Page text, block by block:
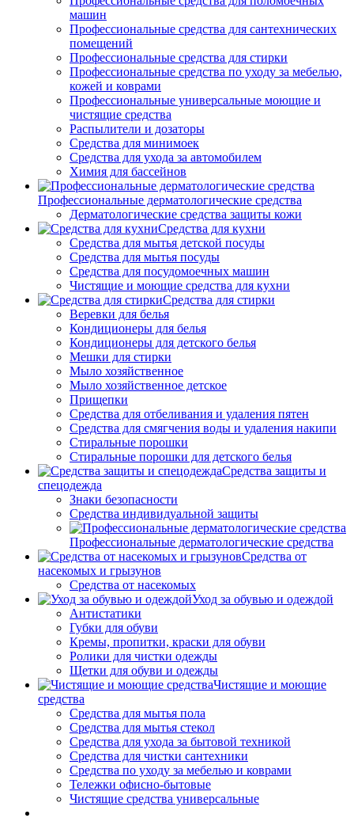
машин
Профессиональные средства для сантехнических
помещений
Профессиональные средства для стирки
Профессиональные средства по уходу за мебелью,
кожей и коврами
Профессиональные универсальные моющие и
чистящие средства
Распылители и дозаторы
Средства для минимоек
Средства для ухода за автомобилем
Химия для бассейнов
Профессиональные дерматологические средства
Дерматологические средства защиты кожи
Средства для кухни
Средства для мытья детской посуды
Средства для мытья посуды
Средства для посудомоечных машин
Чистящие и моющие средства для кухни
Средства для стирки
Веревки для белья
Кондиционеры для белья
Кондиционеры для детского белья
Мешки для стирки
Мыло хозяйственное
Мыло хозяйственное детское
Прищепки
Средства для отбеливания и удаления пятен
Средства для смягчения воды и удаления накипи
Стиральные порошки
Стиральные порошки для детского белья
Средства защиты и
спецодежда
Знаки безопасности
Средства индивидуальной защиты
Профессиональные дерматологические средства
Средства от
насекомых и грызунов
Средства от насекомых
Уход за обувью и одеждой
Антистатики
Губки для обуви
Кремы, пропитки, краски для обуви
Ролики для чистки одежды
Щетки для обуви и одежды
Чистящие и моющие
средства
Средства для мытья пола
Средства для мытья стекол
Средства для ухода за бытовой техникой
Средства для чистки сантехники
Средства по уходу за мебелью и коврами
Тележки офисно-бытовые
Чистящие средства универсальные